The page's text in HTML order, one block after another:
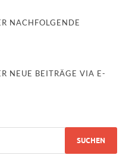
NACHFOLGENDE
NEUE BEITRÄGE VIA E-